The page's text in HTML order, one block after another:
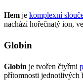
Hem je komplexní
nachází hořečnatý ion,
Globin
Globin je tvořen čtyřmi
přítomnosti jednotlivých